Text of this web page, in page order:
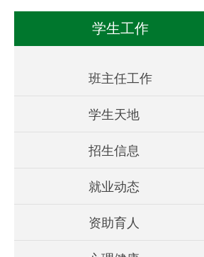
学生工作
班主任工作
学生天地
招生信息
就业动态
资助育人